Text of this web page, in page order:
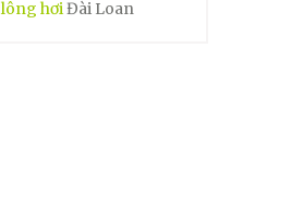
hơiĐài Loan